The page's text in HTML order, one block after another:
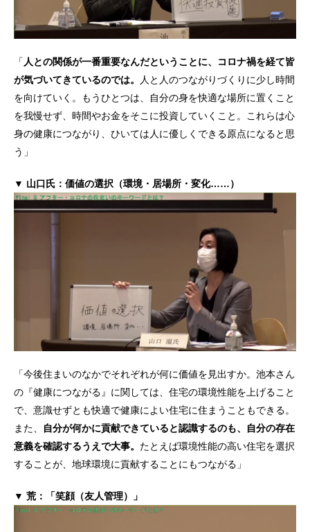
「 人との関係が一番重要なんだということに、コロナ禍を経て皆
が気づいてきているのでは。
人と人のつながりづくりに少し時間
を向けていく。もうひとつは、自分の身を快適な場所に置くこと
を我慢せず、時間やお金をそこに投資していくこと。これらは心
身の健康につながり、ひいては人に優しくできる原点になると思
う」
▼ 山口氏：価値の選択（環境・居場所・変化……）
「今後住まいのなかでそれぞれが何に価値を見出すか。池本さん
の『健康につながる』に関しては、住宅の環境性能を上げること
で、意識せずとも快適で健康によい住宅に住まうこともできる。
また、
自分が何かに貢献できていると認識するのも、自分の存在
意義を確認するうえで大事。 たとえば環境性能の高い住宅を選択
することが、地球環境に貢献することにもつながる」
▼ 荒：「笑顔（友人管理）」